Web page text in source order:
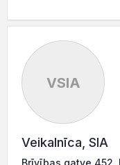
VSIA
Veikalnīca, SIA